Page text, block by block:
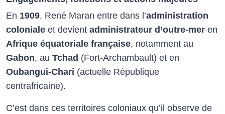
En 1909, René Maran entre dans l’administration
coloniale et devient administrateur d’outre-mer en
Afrique équatoriale française, notamment au
Gabon, au Tchad (Fort-Archambault) et en
Oubangui-Chari (actuelle République
centrafricaine).
C’est dans ces territoires coloniaux qu’il observe de